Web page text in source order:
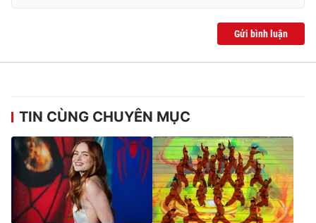
Gửi bình luận
TIN CÙNG CHUYÊN MỤC